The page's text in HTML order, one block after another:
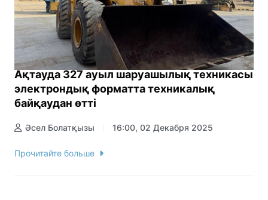
Ақтауда 327 ауыл шаруашылық техникасы
электрондық форматта техникалық
байқаудан өтті
Әсел Болатқызы 16:00, 02 Декабря 2025
Прочитайте больше